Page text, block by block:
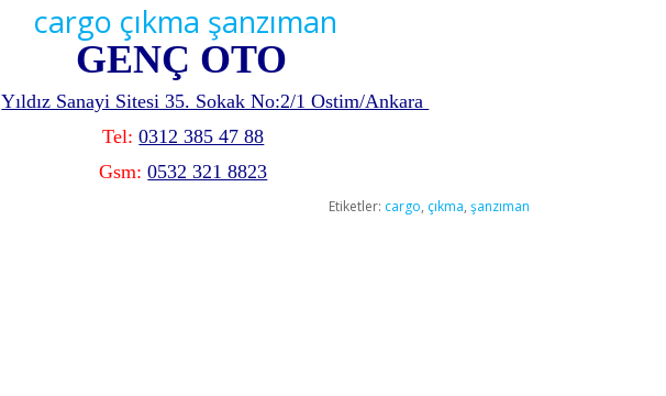
cargo çıkma şanzıman
GENÇ OTO
Yıldız Sanayi Sitesi 35. Sokak No:2/1 Ostim/Ankara
Tel: 0312 385 47 88
Gsm: 0532 321 8823
Etiketler: cargo, çıkma, şanzıman